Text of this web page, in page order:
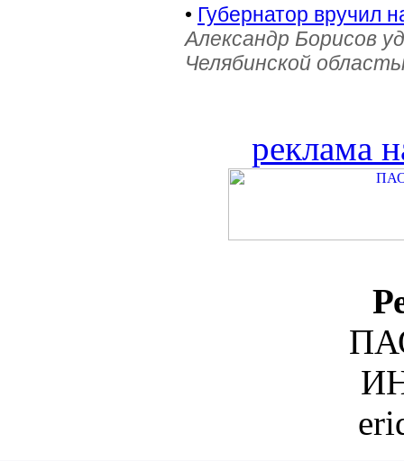
• Губернатор вручил
Александр Борисов
Челябинской
реклама